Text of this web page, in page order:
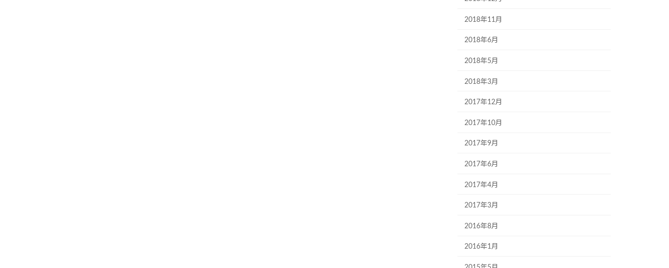
2018年11月
2018年6月
2018年5月
2018年3月
2017年12月
2017年10月
2017年9月
2017年6月
2017年4月
2017年3月
2016年8月
2016年1月